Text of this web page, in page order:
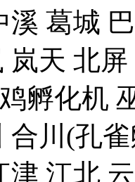
溪 葛城
岚天 北
孵化机
合川(孔
津 江北